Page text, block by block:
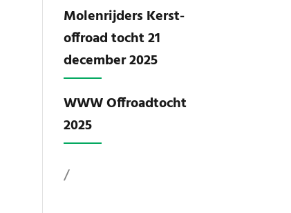
Molenrijders Kerst-
offroad tocht 21
december 2025
WWW Offroadtocht
2025
/